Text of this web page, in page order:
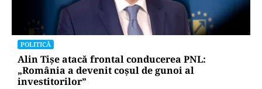
POLITICĂ
Alin Tișe atacă frontal conducerea PNL:
„România a devenit coșul de gunoi al
investitorilor”